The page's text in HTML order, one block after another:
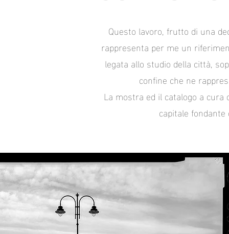
Questo lavoro, frutto di una
rappresenta per me un
legata allo studio della città,
confine che ne
La mostra ed il catalogo a
capitale